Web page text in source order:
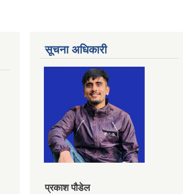
सूचना अधिकारी
प्रकाश पौडेल